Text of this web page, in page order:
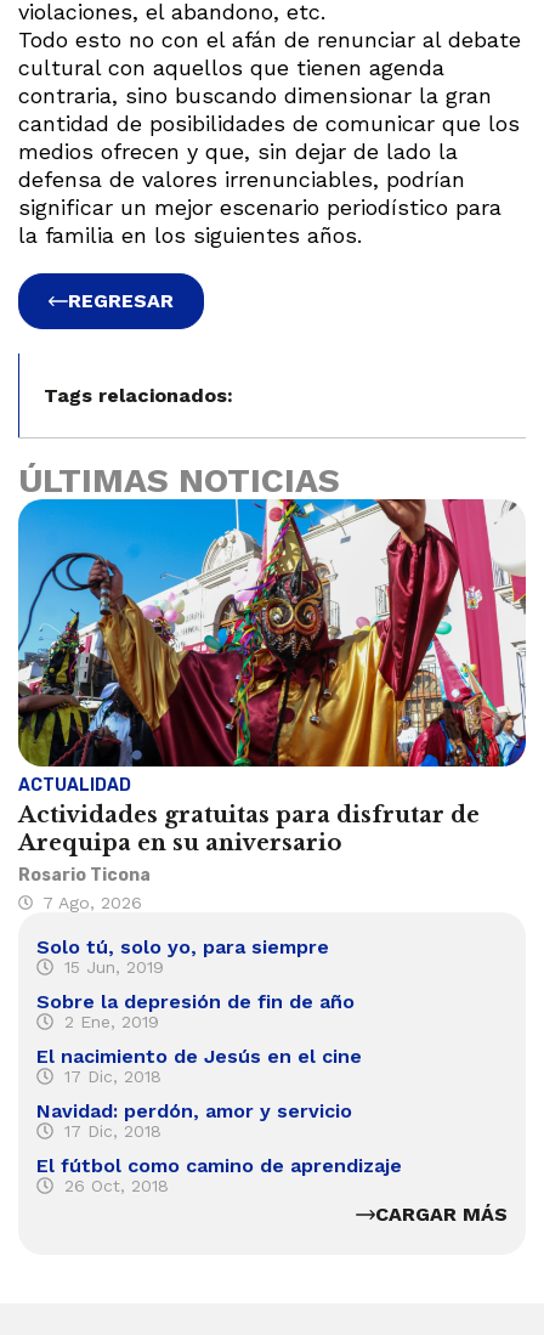
violaciones, el abandono, etc.
Todo esto no con el afán de renunciar al debate
cultural con aquellos que tienen agenda
contraria, sino buscando dimensionar la gran
cantidad de posibilidades de comunicar que los
medios ofrecen y que, sin dejar de lado la
defensa de valores irrenunciables, podrían
significar un mejor escenario periodístico para
la familia en los siguientes años.
REGRESAR
Tags relacionados:
ÚLTIMAS NOTICIAS
ACTUALIDAD
Actividades gratuitas para disfrutar de
Arequipa en su aniversario
Rosario Ticona
7 Ago, 2026
Solo tú, solo yo, para siempre
15 Jun, 2019
Sobre la depresión de fin de año
2 Ene, 2019
El nacimiento de Jesús en el cine
17 Dic, 2018
Navidad: perdón, amor y servicio
17 Dic, 2018
El fútbol como camino de aprendizaje
26 Oct, 2018
CARGAR MÁS